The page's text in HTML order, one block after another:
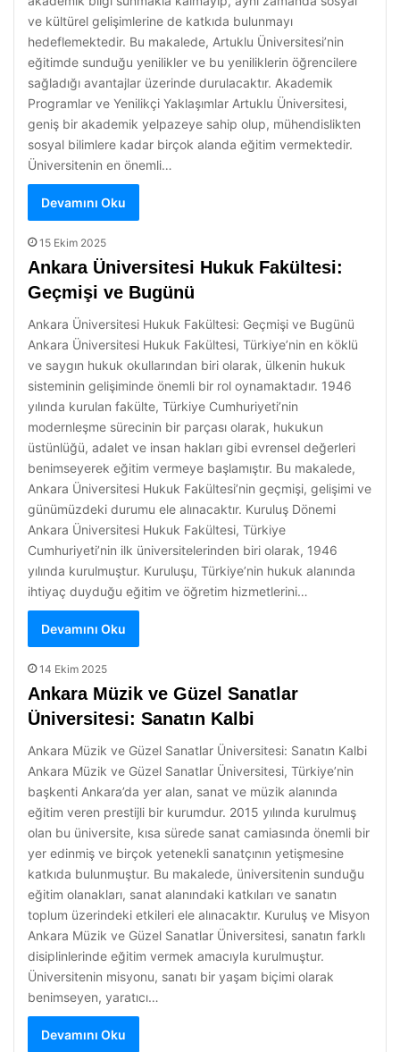
ve kültürel gelişimlerine de katkıda bulunmayı
hedeflemektedir. Bu makalede, Artuklu Üniversitesi’nin
eğitimde sunduğu yenilikler ve bu yeniliklerin öğrencilere
sağladığı avantajlar üzerinde durulacaktır. Akademik
Programlar ve Yenilikçi Yaklaşımlar Artuklu Üniversitesi,
geniş bir akademik yelpazeye sahip olup, mühendislikten
sosyal bilimlere kadar birçok alanda eğitim vermektedir.
Üniversitenin en önemli…
Devamını Oku
15 Ekim 2025
Ankara Üniversitesi Hukuk Fakültesi:
Geçmişi ve Bugünü
Ankara Üniversitesi Hukuk Fakültesi: Geçmişi ve Bugünü
Ankara Üniversitesi Hukuk Fakültesi, Türkiye’nin en köklü
ve saygın hukuk okullarından biri olarak, ülkenin hukuk
sisteminin gelişiminde önemli bir rol oynamaktadır. 1946
yılında kurulan fakülte, Türkiye Cumhuriyeti’nin
modernleşme sürecinin bir parçası olarak, hukukun
üstünlüğü, adalet ve insan hakları gibi evrensel değerleri
benimseyerek eğitim vermeye başlamıştır. Bu makalede,
Ankara Üniversitesi Hukuk Fakültesi’nin geçmişi, gelişimi ve
günümüzdeki durumu ele alınacaktır. Kuruluş Dönemi
Ankara Üniversitesi Hukuk Fakültesi, Türkiye
Cumhuriyeti’nin ilk üniversitelerinden biri olarak, 1946
yılında kurulmuştur. Kuruluşu, Türkiye’nin hukuk alanında
ihtiyaç duyduğu eğitim ve öğretim hizmetlerini…
Devamını Oku
14 Ekim 2025
Ankara Müzik ve Güzel Sanatlar
Üniversitesi: Sanatın Kalbi
Ankara Müzik ve Güzel Sanatlar Üniversitesi: Sanatın Kalbi
Ankara Müzik ve Güzel Sanatlar Üniversitesi, Türkiye’nin
başkenti Ankara’da yer alan, sanat ve müzik alanında
eğitim veren prestijli bir kurumdur. 2015 yılında kurulmuş
olan bu üniversite, kısa sürede sanat camiasında önemli bir
yer edinmiş ve birçok yetenekli sanatçının yetişmesine
katkıda bulunmuştur. Bu makalede, üniversitenin sunduğu
eğitim olanakları, sanat alanındaki katkıları ve sanatın
toplum üzerindeki etkileri ele alınacaktır. Kuruluş ve Misyon
Ankara Müzik ve Güzel Sanatlar Üniversitesi, sanatın farklı
disiplinlerinde eğitim vermek amacıyla kurulmuştur.
Üniversitenin misyonu, sanatı bir yaşam biçimi olarak
benimseyen, yaratıcı…
Devamını Oku